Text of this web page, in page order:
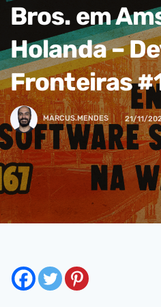
Bros. em
Holanda –
Fronteiras
MARCUS.MENDES 21/11/